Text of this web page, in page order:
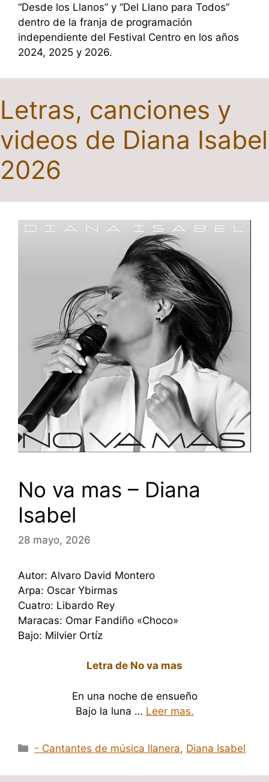
“Desde los Llanos” y “Del Llano para Todos”
dentro de la franja de programación
independiente del Festival Centro en los años
2024, 2025 y 2026.
Letras, canciones y
videos de Diana Isabel
2026
No va mas – Diana
Isabel
28 mayo, 2026
Autor: Alvaro David Montero
Arpa: Oscar Ybirmas
Cuatro: Libardo Rey
Maracas: Omar Fandiño «Choco»
Bajo: Milvier Ortíz
Letra de No va mas
En una noche de ensueño
Bajo la luna … Leer mas.
Categorías
- Cantantes de música llanera, Diana Isabel